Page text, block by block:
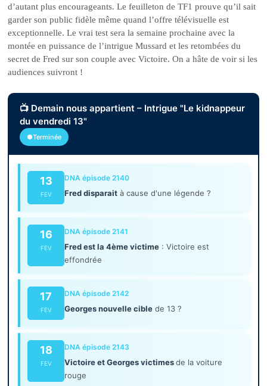
d’autant plus encourageants. Le feuilleton de TF1 prouve qu’il sait
garder son public fidèle même quand l’offre télévisuelle est
exceptionnelle. Le vrai test sera la semaine prochaine avec la
montée en puissance de l’intrigue Mussard et les retombées du
secret de Fred sur son couple avec Victoire. On a hâte de voir si les
audiences suivront !
📺 Demain nous appartient – Intrigue "Le kidnappeur
du vendredi 13"
●Terminée
13
FEV
DNA épisode 2140
Fred disparait à cause d'une légende ?
16
FEV
DNA épisode 2141
Fred est la 4ème victime : Victoire est
effondrée
17
FEV
DNA épisode 2142
Georges nouvelle cible de 13 ?
18
FEV
DNA épisode 2143
Victoire et Georges victimesde la voiture
rouge